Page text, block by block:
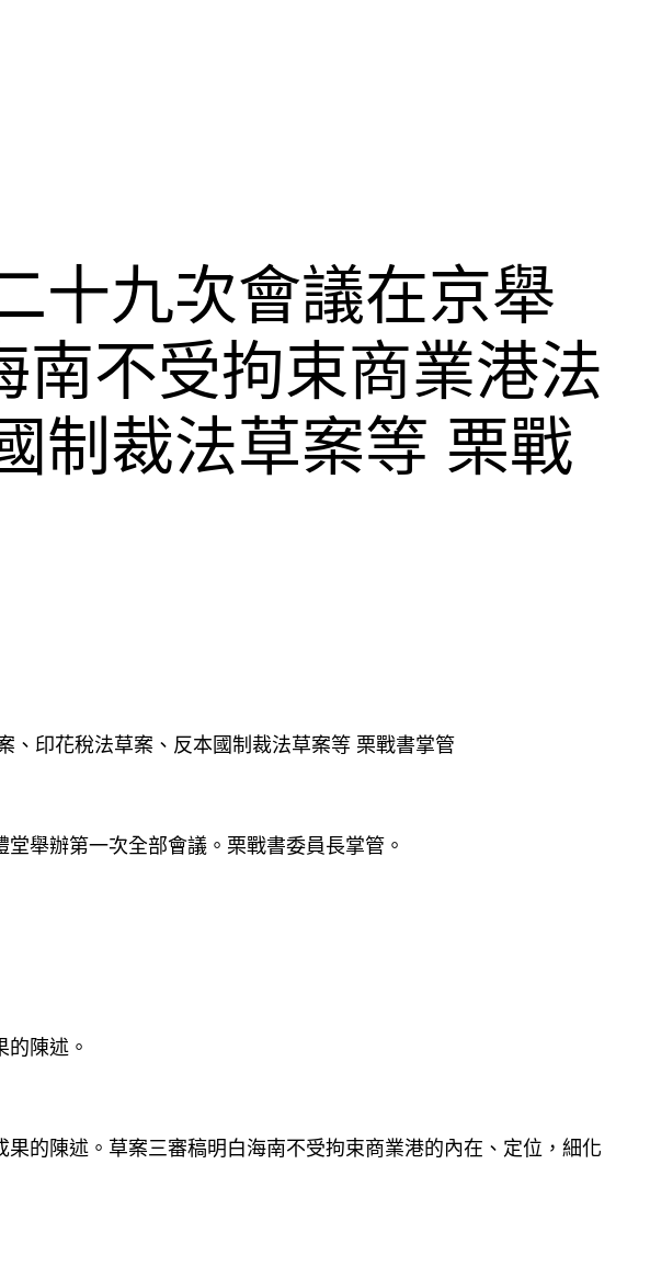
十九次會議在京舉
南不受拘束商業港法
制裁法草案等 栗戰
、印花稅法草案、反本國制裁法草案等 栗戰書掌管
舉辦第一次全部會議。栗戰書委員長掌管。
陳述。
的陳述。草案三審稿明白海南不受拘束商業港的內在、定位，細化